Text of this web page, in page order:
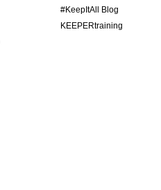
#KeepItAll Blog
KEEPERtraining